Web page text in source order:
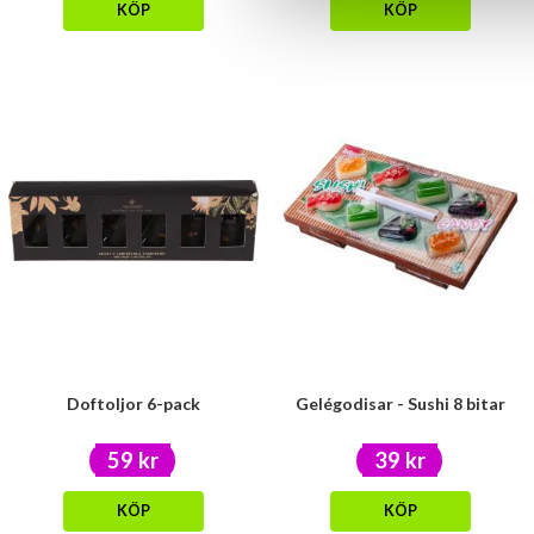
KÖP KÖP
Doftoljor 6-pack
59 kr
KÖP
Gelégodisar - Sushi 8 bitar
39 kr
KÖP